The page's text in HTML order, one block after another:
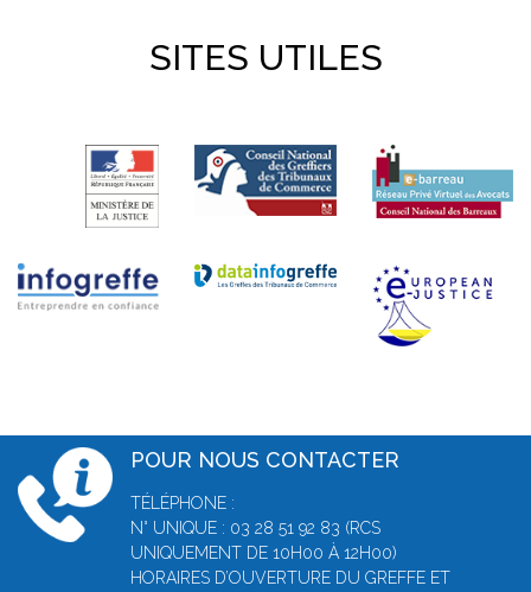
SITES UTILES
POUR NOUS CONTACTER
TÉLÉPHONE :
N° UNIQUE : 03 28 51 92 83 (RCS
UNIQUEMENT DE 10H00 À 12H00)
HORAIRES D’OUVERTURE DU GREFFE ET